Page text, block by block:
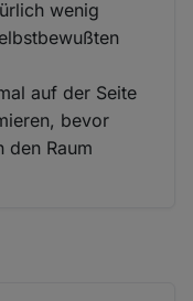
wenig
auf der Seite
bevor
den Raum